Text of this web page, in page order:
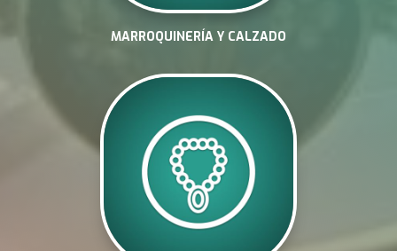
MARROQUINERÍA Y CALZADO